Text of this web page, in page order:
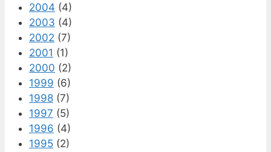
2004 (4)
2003 (4)
2002 (7)
2001 (1)
2000 (2)
1999 (6)
1998 (7)
1997 (5)
1996 (4)
1995 (2)